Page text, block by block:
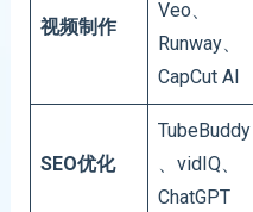
视频制作
Veo、
Runway、
CapCut AI
SEO优化
TubeBuddy
、vidIQ、
ChatGPT